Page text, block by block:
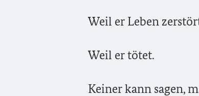
Weil er Leben
Weil er tötet.
Keiner kann sagen,